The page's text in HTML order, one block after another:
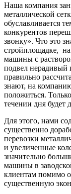
Наша компания
металлической
обуславливается
конкурентов
звонку». Что это
стройплощадке, на
машины с
подвел нерадивый
правильно
знают, на
положиться.
течении дня будет
Для этого, нами
существенно
перевозки
и увеличенные
значительно
машины в
клиентам помимо
существенную